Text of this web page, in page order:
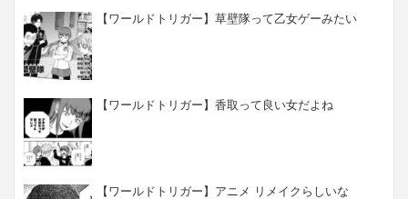
【ワールドトリガー】草壁隊って乙女ゲーみたい
【ワールドトリガー】香取って良い女だよね
【ワールドトリガー】アニメ リメイクらしいな